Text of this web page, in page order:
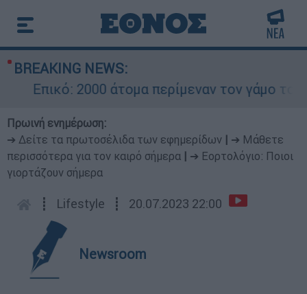
BREAKING NEWS:
Επικό: 2000 άτομα περίμεναν τον γάμο του
Πρωινή ενημέρωση:
➔ Δείτε τα πρωτοσέλιδα των εφημερίδων
➔ Μάθετε
περισσότερα για τον καιρό σήμερα
➔ Εορτολόγιο: Ποιοι
γιορτάζουν σήμερα
┋ Lifestyle ┋ 20.07.2023 22:00
Newsroom